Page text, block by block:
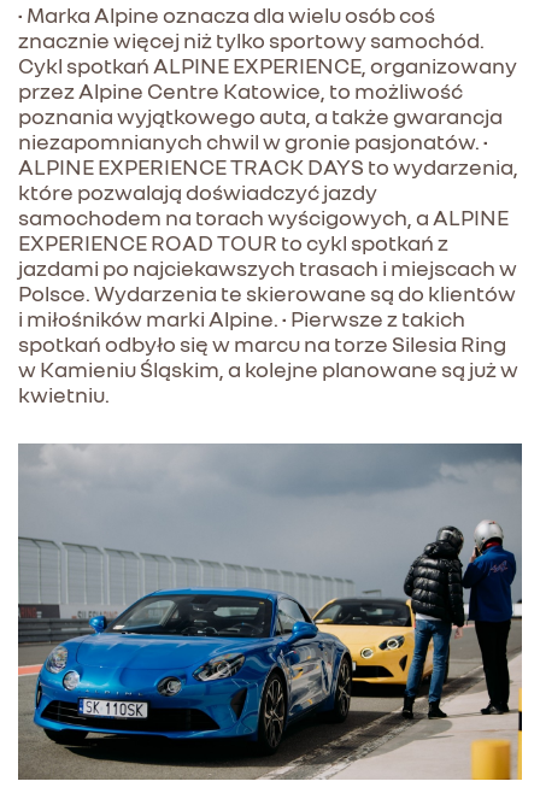
• Marka Alpine oznacza dla wielu osób coś
znacznie więcej niż tylko sportowy samochód.
Cykl spotkań ALPINE EXPERIENCE, organizowany
przez Alpine Centre Katowice, to możliwość
poznania wyjątkowego auta, a także gwarancja
niezapomnianych chwil w gronie pasjonatów. •
ALPINE EXPERIENCE TRACK DAYS to wydarzenia,
które pozwalają doświadczyć jazdy
samochodem na torach wyścigowych, a ALPINE
EXPERIENCE ROAD TOUR to cykl spotkań z
jazdami po najciekawszych trasach i miejscach w
Polsce. Wydarzenia te skierowane są do klientów
i miłośników marki Alpine. • Pierwsze z takich
spotkań odbyło się w marcu na torze Silesia Ring
w Kamieniu Śląskim, a kolejne planowane są już w
kwietniu.